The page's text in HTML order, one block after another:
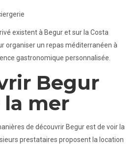
existent à Begur et sur la Costa
organiser un repas méditerranéen à
gastronomique personnalisée.
Begur
mer
de découvrir Begur est de voir la
prestataires proposent la location